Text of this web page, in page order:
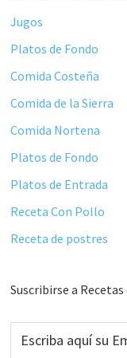
Jugos
Platos de Fondo
Comida Costeña
Comida de la Sierra
Comida Nortena
Platos de Fondo
Platos de Entrada
Receta Con Pollo
Receta de postres
Suscribirse a